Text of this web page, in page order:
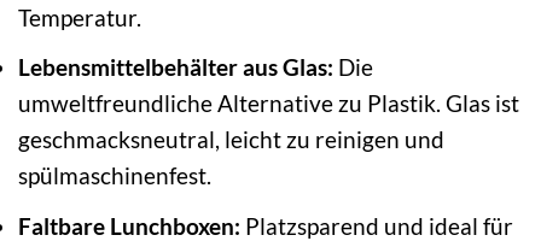
Temperatur.
Lebensmittelbehälter aus Glas: Die
umweltfreundliche Alternative zu Plastik. Glas ist
geschmacksneutral, leicht zu reinigen und
spülmaschinenfest.
Faltbare Lunchboxen: Platzsparend und ideal für